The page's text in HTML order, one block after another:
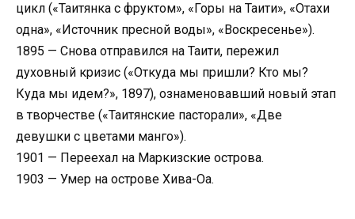
цикл («Таитянка с фруктом», «Горы на Таити», «Отахи
одна», «Источник пресной воды», «Воскресенье»).
1895 — Снова отправился на Таити, пережил
духовный кризис («Откуда мы пришли? Кто мы?
Куда мы идем?», 1897), ознаменовавший новый этап
в творчестве («Таитянские пасторали», «Две
девушки с цветами манго»).
1901 — Переехал на Маркизские острова.
1903 — Умер на острове Хива-Оа.